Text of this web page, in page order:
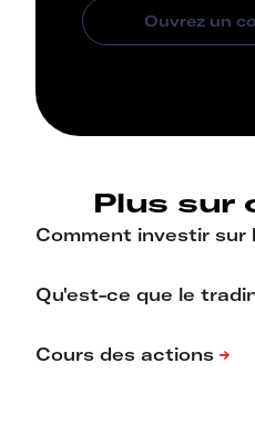
Plus sur